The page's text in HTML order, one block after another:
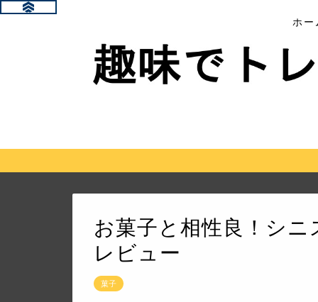
ホー
お菓子と相性良！シ
レビュー
菓子